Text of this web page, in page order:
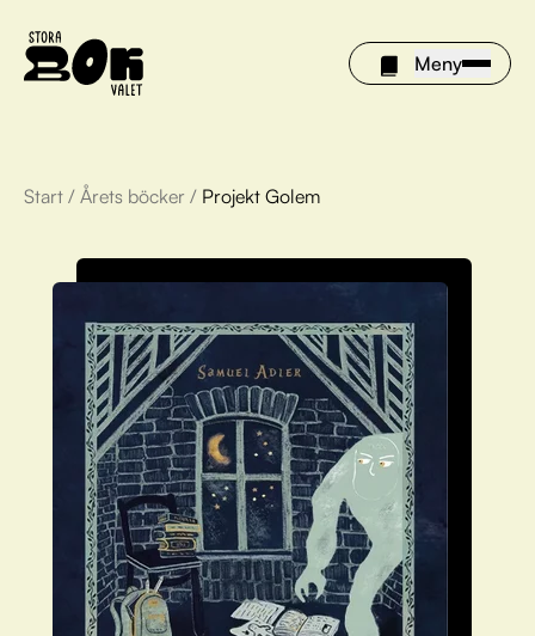
Meny
Årets böcker
Om Stora bokvalet
Olivia tipsar
Vinnare
FAQ
För bibliotek
Start / Årets böcker / Projekt Golem